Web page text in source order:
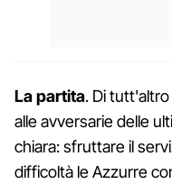
La partita. Di
alle avversarie delle
chiara: sfruttare il
difficoltà le Azzurre